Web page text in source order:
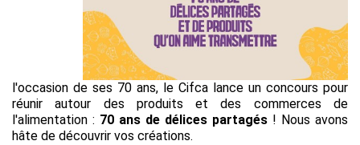
l'occasion de ses 70 ans, le Cifca lance un concours pour
réunir autour des produits et des commerces de
l'alimentation : 70 ans de délices partagés ! Nous avons
hâte de découvrir vos créations.